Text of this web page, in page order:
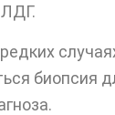
биопсия